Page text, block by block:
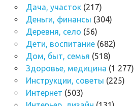
Дача, участок(217)
Деньги, финансы (304)
Деревня, село (56)
Дети, воспитание(682)
Дом, быт, семья (518)
Здоровье, медицина (1 277)
Инструкции, советы (225)
Интернет (503)